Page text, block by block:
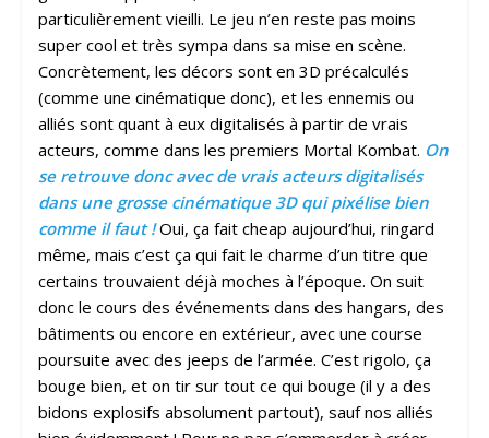
particulièrement vieilli. Le jeu n’en reste pas moins
super cool et très sympa dans sa mise en scène.
Concrètement, les décors sont en 3D précalculés
(comme une cinématique donc), et les ennemis ou
alliés sont quant à eux digitalisés à partir de vrais
acteurs, comme dans les premiers Mortal Kombat. On
se retrouve donc avec de vrais acteurs digitalisés
dans une grosse cinématique 3D qui pixélise bien
comme il faut !Oui, ça fait cheap aujourd’hui, ringard
même, mais c’est ça qui fait le charme d’un titre que
certains trouvaient déjà moches à l’époque. On suit
donc le cours des événements dans des hangars, des
bâtiments ou encore en extérieur, avec une course
poursuite avec des jeeps de l’armée. C’est rigolo, ça
bouge bien, et on tir sur tout ce qui bouge (il y a des
bidons explosifs absolument partout), sauf nos alliés